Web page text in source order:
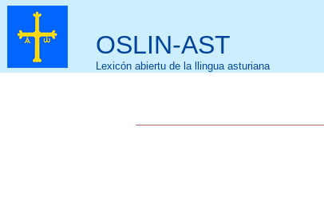
OSLIN-AST
Lexicón abiertu de la llingua asturiana